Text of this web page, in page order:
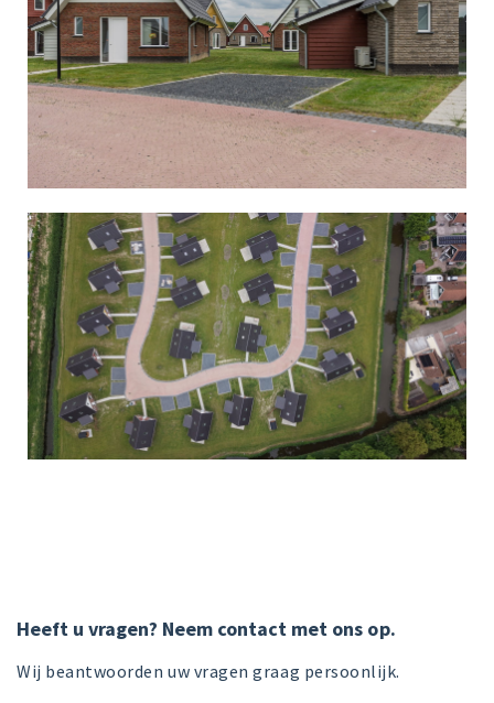
Heeft u vragen? Neem contact met ons op.
Wij beantwoorden uw vragen graag persoonlijk.